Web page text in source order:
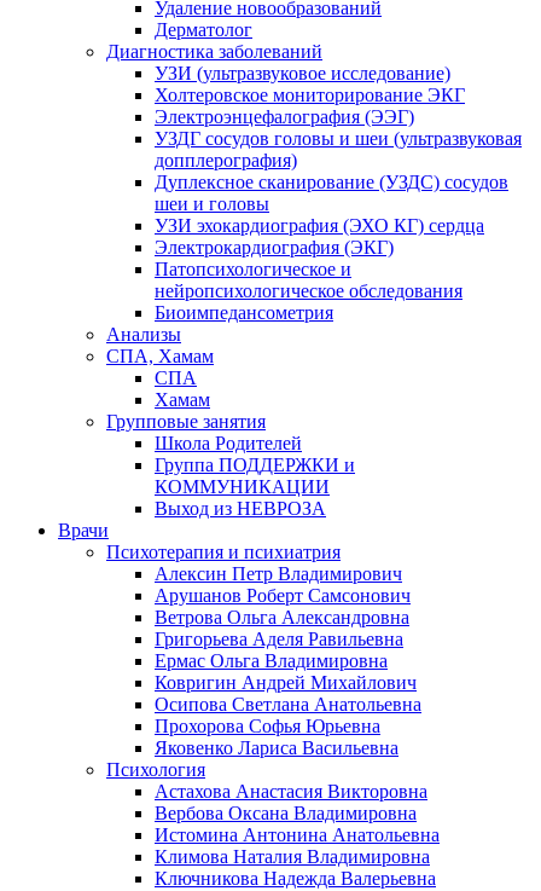
Удаление новообразований
Дерматолог
Диагностика заболеваний
УЗИ (ультразвуковое исследование)
Холтеровское мониторирование ЭКГ
Электроэнцефалография (ЭЭГ)
УЗДГ сосудов головы и шеи (ультразвуковая
допплерография)
Дуплексное сканирование (УЗДС) сосудов
шеи и головы
УЗИ эхокардиография (ЭХО КГ) сердца
Электрокардиография (ЭКГ)
Патопсихологическое и
нейропсихологическое обследования
Биоимпедансометрия
Анализы
СПА, Хамам
СПА
Хамам
Групповые занятия
Школа Родителей
Группа ПОДДЕРЖКИ и
КОММУНИКАЦИИ
Выход из НЕВРОЗА
Врачи
Психотерапия и психиатрия
Алексин Петр Владимирович
Арушанов Роберт Самсонович
Ветрова Ольга Александровна
Григорьева Аделя Равильевна
Ермас Ольга Владимировна
Ковригин Андрей Михайлович
Осипова Светлана Анатольевна
Прохорова Софья Юрьевна
Яковенко Лариса Васильевна
Психология
Астахова Анастасия Викторовна
Вербова Оксана Владимировна
Истомина Антонина Анатольевна
Климова Наталия Владимировна
Ключникова Надежда Валерьевна